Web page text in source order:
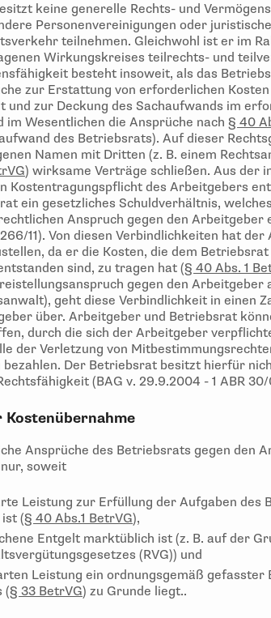
keine generelle Rechts- und
Personenvereinigungen oder
teilnehmen. Gleichwohl ist er im
Wirkungskreises teilrechts- und
besteht insoweit, als das
zur Erstattung von erforderlichen
und zur Deckung des Sachaufwands im
im Wesentlichen die Ansprüche nach § 40
des Betriebsrats). Auf dieser
Namen mit Dritten (z. B. einem
) wirksame Verträge schließen. Aus der
Kostentragungspflicht des Arbeitgebers
ein gesetzliches Schuldverhältnis,
Anspruch gegen den Arbeitgeber
266/11). Von diesen Verbindlichkeiten hat
da er die Kosten, die dem
sind, zu tragen hat (§ 40 Abs. 1
gegen den Arbeitgeber
geht diese Verbindlichkeit in einen
über. Arbeitgeber und Betriebsrat
durch die sich der Arbeitgeber
der Verletzung von
Der Betriebsrat besitzt hierfür
(BAG v. 29.9.2004 - 1 ABR 30/
Kostenübernahme
Ansprüche des Betriebsrats gegen den
soweit
Leistung zur Erfüllung der Aufgaben des
(§ 40 Abs.1 BetrVG),
Entgelt marktüblich ist (z. B. auf der
(RVG)) und
Leistung ein ordnungsgemäß gefasster
(§ 33 BetrVG) zu Grunde liegt..